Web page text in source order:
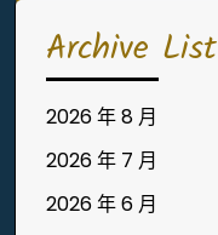
Archive List
2026 年 8 月
2026 年 7 月
2026 年 6 月